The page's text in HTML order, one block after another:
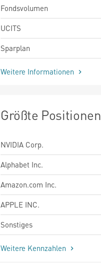
Fondsvolumen
UCITS
Sparplan
Weitere Informationen
Größte Positionen
NVIDIA Corp.
Alphabet Inc.
Amazon.com Inc.
APPLE INC.
Sonstiges
Weitere Kennzahlen